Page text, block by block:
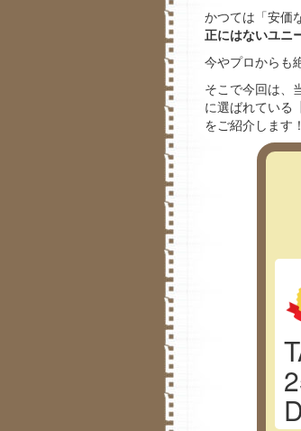
かつては「安価
正にはないユニ
今やプロからも
そこで今回は、
に選ばれている
をご紹介します！